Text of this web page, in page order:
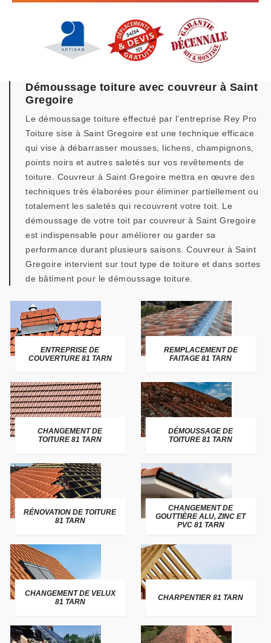
Démoussage toiture avec couvreur à Saint
Gregoire
Le démoussage toiture effectué par l’entreprise Rey Pro
Toiture sise à Saint Gregoire est une technique efficace
qui vise à débarrasser mousses, lichens, champignons,
points noirs et autres saletés sur vos revêtements de
toiture. Couvreur à Saint Gregoire mettra en œuvre des
techniques très élaborées pour éliminer partiellement ou
totalement les saletés qui recouvrent votre toit. Le
démoussage de votre toit par couvreur à Saint Gregoire
est indispensable pour améliorer ou garder sa
performance durant plusieurs saisons. Couvreur à Saint
Gregoire intervient sur tout type de toiture et dans sortes
de bâtiment pour le démoussage toiture.
ENTREPRISE DE
COUVERTURE 81 TARN
REMPLACEMENT DE
FAITAGE 81 TARN
CHANGEMENT DE
TOITURE 81 TARN
DÉMOUSSAGE DE
TOITURE 81 TARN
RÉNOVATION DE TOITURE
81 TARN
CHANGEMENT DE
GOUTTIÈRE ALU, ZINC ET
PVC 81 TARN
CHANGEMENT DE VELUX
81 TARN
CHARPENTIER 81 TARN